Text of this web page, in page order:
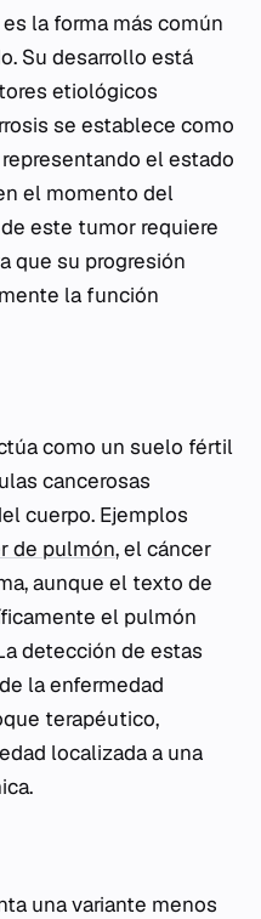
la forma más común
Su desarrollo está
etiológicos
se establece como
el estado
el momento del
este tumor requiere
que su progresión
la función
como un suelo fértil
cancerosas
cuerpo. Ejemplos
de pulmón, el cáncer
aunque el texto de
el pulmón
detección de estas
la enfermedad
terapéutico,
localizada a una
una variante menos